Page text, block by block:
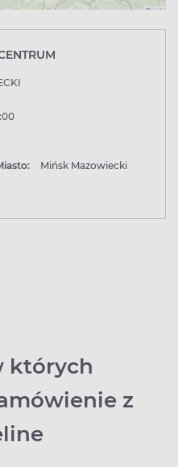
Mińsk Mazowiecki
których
z